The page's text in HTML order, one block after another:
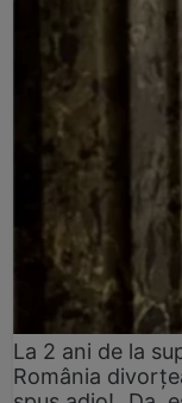
La 2 ani de la
România